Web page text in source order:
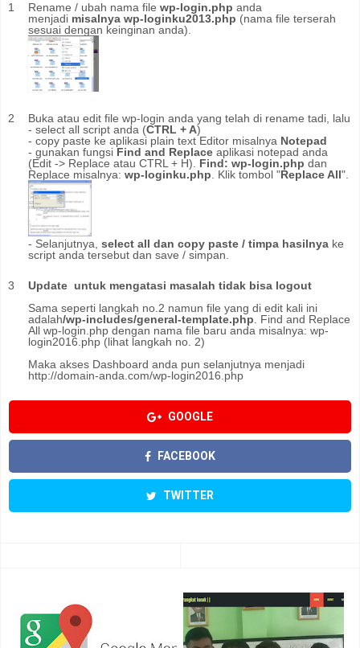
Rename / ubah nama file wp-login.php anda
menjadi misalnya wp-loginku2013.php (nama file terserah
sesuai dengan keinginan anda).
Buka atau edit file wp-login anda yang telah di rename tadi, lalu
- select all script anda (CTRL + A)
- copy paste ke aplikasi plain text Editor misalnya Notepad
- gunakan fungsi Find and Replace aplikasi notepad anda
(Edit -> Replace atau CTRL + H). Find: wp-login.php dan
Replace misalnya: wp-loginku.php . Klik tombol "Replace All".
- Selanjutnya, select all dan copy paste / timpa hasilnya ke
script anda tersebut dan save / simpan.
Update untuk mengatasi masalah tidak bisa logout
Sama seperti langkah no.2 namun file yang di edit kali ini
adalah/wp-includes/general-template.php . Find and Replace
All wp-login.php dengan nama file baru anda misalnya: wp-
login2016.php (lihat langkah no. 2)
Maka akses Dashboard anda pun selanjutnya menjadi
http://domain-anda.com/wp-login2016.php
GOOGLE
FACEBOOK
TWITTER